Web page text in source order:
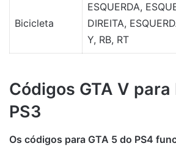
Bicicleta
ESQUERDA,
DIREITA,
Y, RB, RT
Códigos GTA V para
PS3
Os códigos para GTA 5 do PS4